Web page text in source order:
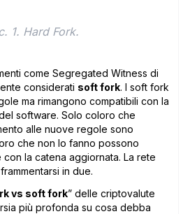
1. Hard Fork.
come Segregated Witness di
considerati soft fork. I soft fork
ma rimangono compatibili con la
software. Solo coloro che
alle nuove regole sono
che non lo fanno possono
la catena aggiornata. La rete
in due.
vs soft fork” delle criptovalute
più profonda su cosa debba